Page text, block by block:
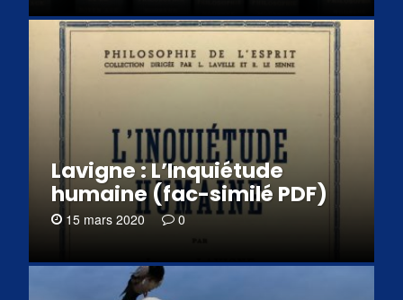
Lavigne : L’Inquiétude
humaine (fac-similé PDF)
15 mars 2020 0